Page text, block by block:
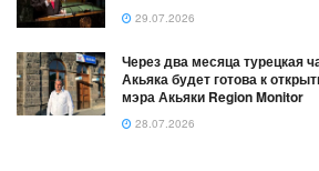
29.07.2026
Через два месяца турецкая
Акьяка будет готова к
мэра Акьяки Region Monitor
28.07.2026